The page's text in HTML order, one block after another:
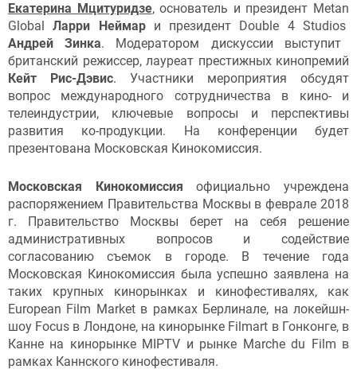
Екатерина Мцитуридзе, основатель и президент Metan
GlobalЛарри Неймари президент Double 4 Studios
Андрей Зинка. Модератором дискуссии выступит
британский режиссер, лауреат престижных кинопремий
Кейт Рис-Дэвис. Участники мероприятия обсудят
вопрос международного сотрудничества в кино- и
телеиндустрии, ключевые вопросы и перспективы
развития ко-продукции. На конференции будет
презентована Московская Кинокомиссия.
Московская Кинокомиссия официально учреждена
распоряжением Правительства Москвы в феврале 2018
г. Правительство Москвы берет на себя решение
административных вопросов и содействие
согласованию съемок в городе. В течение года
Московская Кинокомиссия была успешно заявлена на
таких крупных кинорынках и кинофестивалях, как
European Film Market в рамках Берлинале, на локейшн-
шоу Focus в Лондоне, на кинорынке Filmart в Гонконге, в
Канне на кинорынке MIPTV и рынке Marche du Film в
рамках Каннского кинофестиваля.